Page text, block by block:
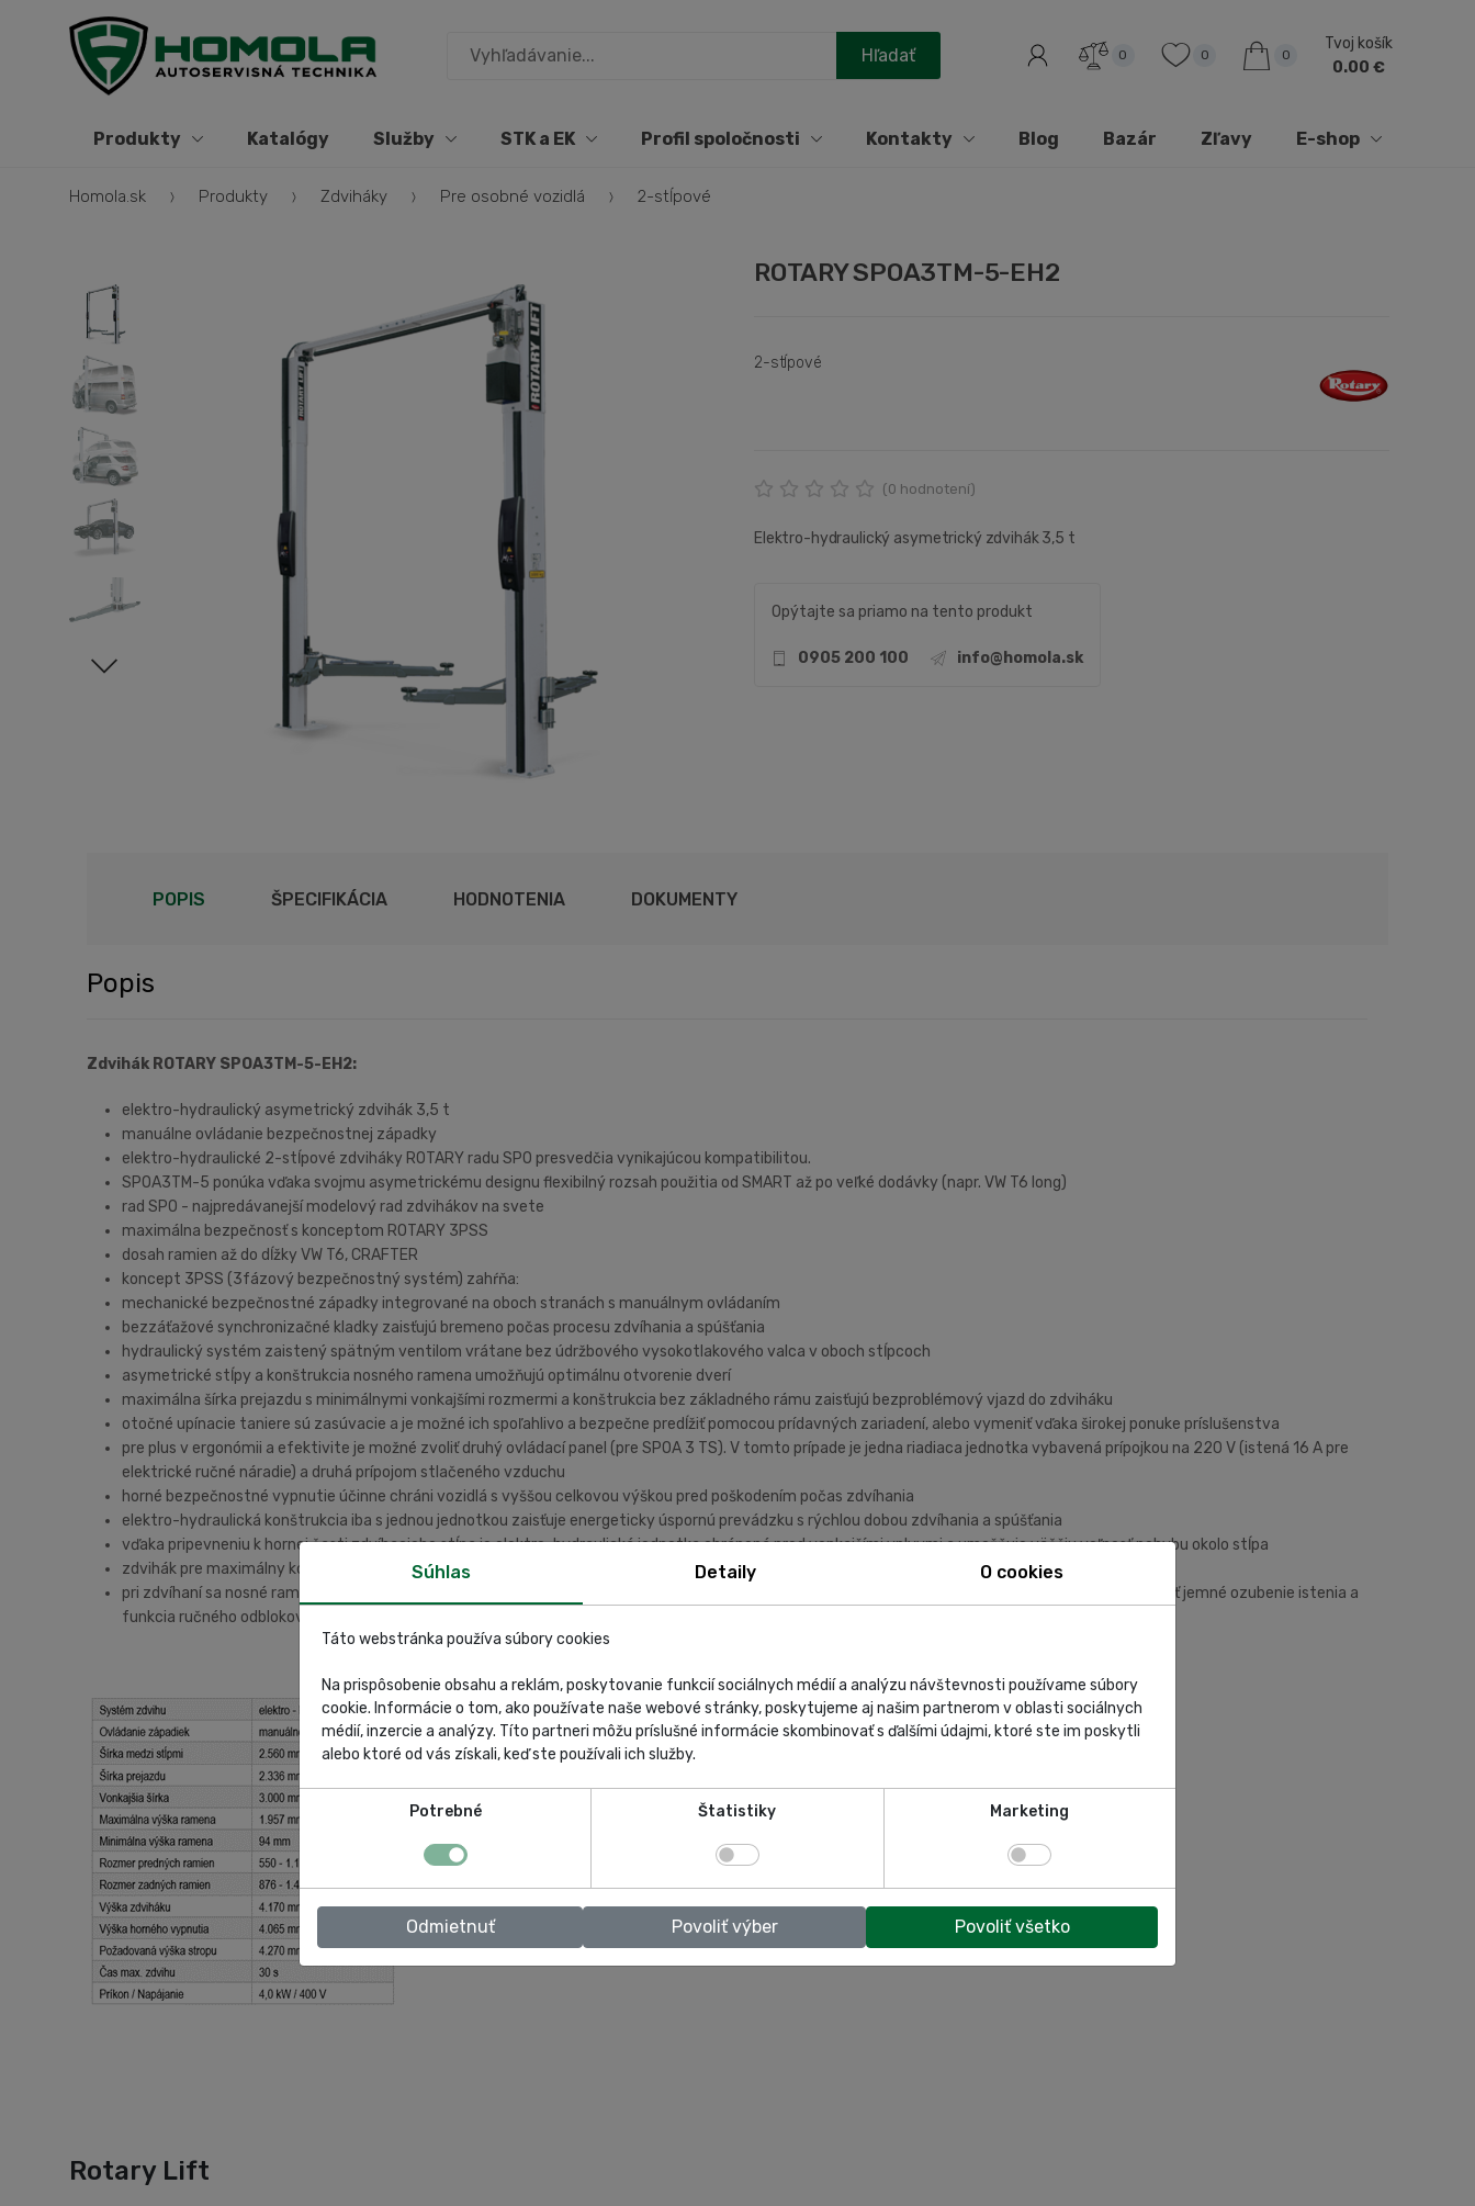
0 0 0
Tvoj košík
0.00 €
Produkty Katalógy Služby STK a EK Profil spoločnosti Kontakty Blog Bazár Zľavy E-shop
Homola.sk Produkty Zdviháky Pre osobné vozidlá 2-stĺpové
ROTARY SPOA3TM-5-EH2
2-stĺpové
(0 hodnotení)
Elektro-hydraulický asymetrický zdvihák 3,5 t
Opýtajte sa priamo na tento produkt
0905 200 100 info@homola.sk
POPIS ŠPECIFIKÁCIA HODNOTENIA DOKUMENTY
Popis
Zdvihák ROTARY SPOA3TM-5-EH2:
elektro-hydraulický asymetrický zdvihák 3,5 t
manuálne ovládanie bezpečnostnej západky
elektro-hydraulické 2-stĺpové zdviháky ROTARY radu SPO presvedčia vynikajúcou kompatibilitou.
SPOA3TM-5 ponúka vďaka svojmu asymetrickému designu flexibilný rozsah použitia od SMART až po veľké dodávky (napr. VW T6 long)
rad SPO - najpredávanejší modelový rad zdvihákov na svete
maximálna bezpečnosť s konceptom ROTARY 3PSS
dosah ramien až do dĺžky VW T6, CRAFTER
koncept 3PSS (3fázový bezpečnostný systém) zahŕňa:
mechanické bezpečnostné západky integrované na oboch stranách s manuálnym ovládaním
bezzáťažové synchronizačné kladky zaisťujú bremeno počas procesu zdvíhania a spúšťania
hydraulický systém zaistený spätným ventilom vrátane bez údržbového vysokotlakového valca v oboch stĺpcoch
asymetrické stĺpy a konštrukcia nosného ramena umožňujú optimálnu otvorenie dverí
maximálna šírka prejazdu s minimálnymi vonkajšími rozmermi a konštrukcia bez základného rámu zaisťujú bezproblémový vjazd do zdviháku
otočné upínacie taniere sú zasúvacie a je možné ich spoľahlivo a bezpečne predĺžiť pomocou prídavných zariadení, alebo vymeniť vďaka širokej ponuke príslušenstva
pre plus v ergonómii a efektivite je možné zvoliť druhý ovládací panel (pre SPOA 3 TS). V tomto prípade je jedna riadiaca jednotka vybavená prípojkou na 220 V (istená 16 A pre
elektrické ručné náradie) a druhá prípojom stlačeného vzduchu
horné bezpečnostné vypnutie účinne chráni vozidlá s vyššou celkovou výškou pred poškodením počas zdvíhania
elektro-hydraulická konštrukcia iba s jednou jednotkou zaisťuje energeticky úspornú prevádzku s rýchlou dobou zdvíhania a spúšťania
vďaka pripevneniu k hornej časti zdvíhacieho stĺpa je elektro-hydraulická jednotka chránená pred vonkajšími vplyvmi a umožňuje väčšiu voľnosť pohybu okolo stĺpa
zdvihák pre maximálny komfort obsluhy s minimálnymi prevádzkovými nákladmi
pri zdvíhaní sa nosné ramená automaticky zablokujú. Hneď ako je zdvihák úplne spustený, toto zaisťovacie zariadenie sa automaticky uvoľní. Obzvlášť jemné ozubenie istenia a
funkcia ručného odblokovania uľahčujú ovládanie
Rotary Lift
Súhlas Detaily O cookies
Táto webstránka používa súbory cookies
Na prispôsobenie obsahu a reklám, poskytovanie funkcií sociálnych médií a analýzu návštevnosti používame súbory
cookie. Informácie o tom, ako používate naše webové stránky, poskytujeme aj našim partnerom v oblasti sociálnych
médií, inzercie a analýzy. Títo partneri môžu príslušné informácie skombinovať s ďalšími údajmi, ktoré ste im poskytli
alebo ktoré od vás získali, keď ste používali ich služby.
Potrebné Štatistiky Marketing
Odmietnuť Povoliť výber Povoliť všetko